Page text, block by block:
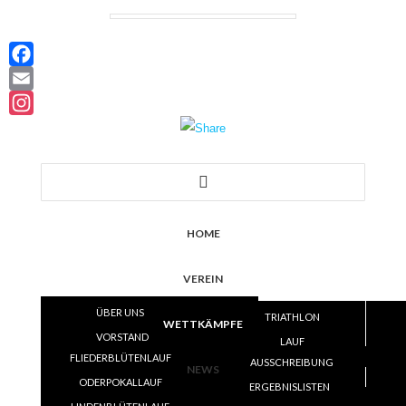
Instagram
HOME
VEREIN
ÜBER UNS TRIATHLON
LAUF
VOLLEYBALL
SKI
VORSTAND
SATZUNG
TRAINING
WETTKÄMPFE
FLIEDERBLÜTENLAUF AUSSCHREIBUNG
ERGEBNISLISTEN
ODERPOKALLAUF
ERGEBNISLISTEN
NEWS